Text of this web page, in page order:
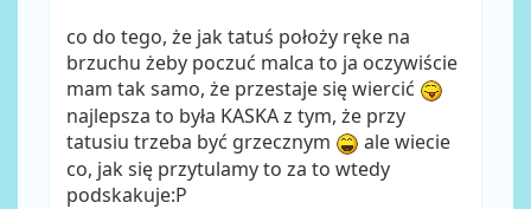
co do tego, że jak tatuś położy ręke na
brzuchu żeby poczuć malca to ja oczywiście
mam tak samo, że przestaje się wiercić
najlepsza to była KASKA z tym, że przy
tatusiu trzeba być grzecznym
ale wiecie
co, jak się przytulamy to za to wtedy
podskakuje:P